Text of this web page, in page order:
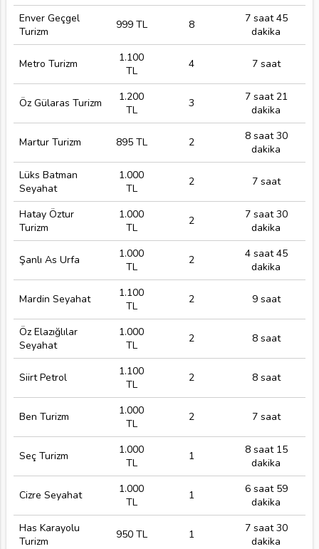
Enver Geçgel
Turizm
999 TL 8
7 saat 45
dakika
Metro Turizm
1.100
TL
4 7 saat
Öz Gülaras Turizm
1.200
TL
3
7 saat 21
dakika
Martur Turizm 895 TL 2
8 saat 30
dakika
Lüks Batman
Seyahat
1.000
TL
2 7 saat
Hatay Öztur
Turizm
1.000
TL
2
7 saat 30
dakika
Şanlı As Urfa
1.000
TL
2
4 saat 45
dakika
Mardin Seyahat
1.100
TL
2 9 saat
Öz Elazığlılar
Seyahat
1.000
TL
2 8 saat
Siirt Petrol
1.100
TL
2 8 saat
Ben Turizm
1.000
TL
2 7 saat
Seç Turizm
1.000
TL
1
8 saat 15
dakika
Cizre Seyahat
1.000
TL
1
6 saat 59
dakika
Has Karayolu
Turizm
950 TL 1
7 saat 30
dakika